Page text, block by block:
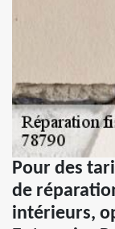
Pour des
de
intérieurs,